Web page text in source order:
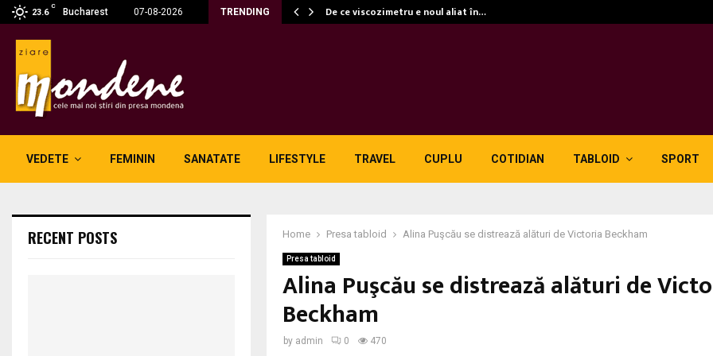
23.6
C
Bucharest 07-08-2026 TRENDING
fum: unde se potrivesc… De ce viscozimetru e noul aliat în…
VEDETE FEMININ SANATATE LIFESTYLE TRAVEL CUPLU COTIDIAN TABLOID SPORT
Home Presa tabloid Alina Puşcău se distrează alături de Victoria Beckham
Presa tabloid
Alina Puşcău se distrează alături de
Beckham
by admin 0 470
RECENT POSTS